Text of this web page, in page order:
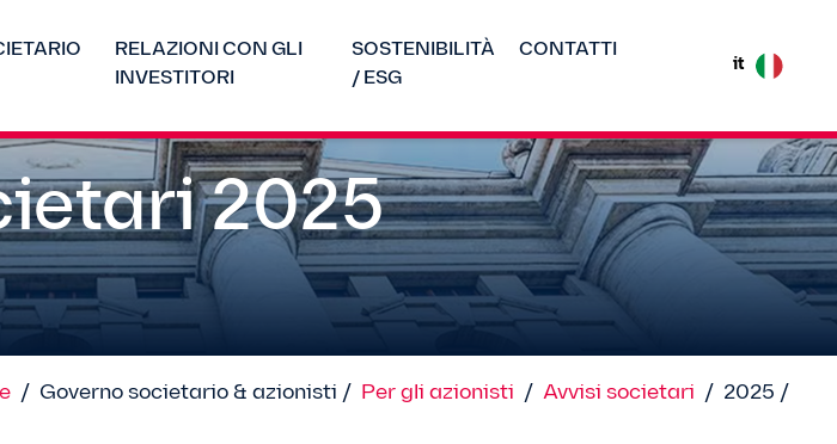
RELAZIONI CON GLI
INVESTITORI
SOSTENIBILITÀ
/ ESG
CONTATTI
it
2025
/ Governo societario & azionisti / Per gli azionisti / Avvisi societari / 2025 /